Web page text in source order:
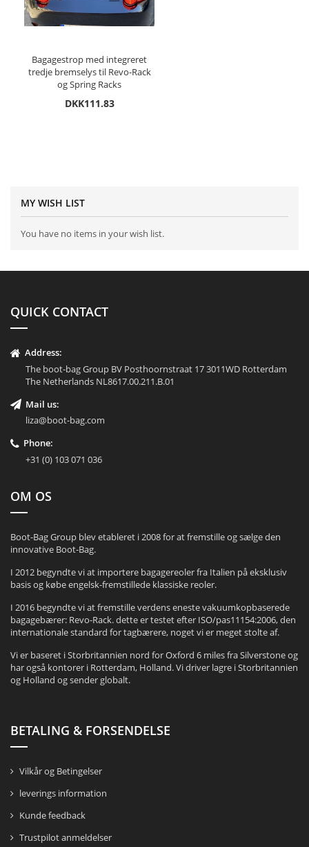
Bagagestrop med integreret
tredje bremselys til Revo-Rack
og Spring Racks
DKK111.83
MY WISH LIST
You have no items in your wish list.
QUICK CONTACT
Address:
The boot-bag Group BV Posthoornstraat 17 3011WD Rotterdam
The Netherlands NL8617.00.211.B.01
Mail us:
liza@boot-bag.com
Phone:
+31 (0) 103 071 036
OM OS
Boot-Bag Group blev etableret i 2008 for at fremstille og sælge den
innovative Boot-Bag.
I 2012 begyndte vi at importere bagagereoler fra Italien på eksklusiv
basis og købe engelsk-fremstillede klassiske reoler.
I 2016 begyndte vi at fremstille verdens eneste vakuumkopbaserede
bagagebærer: Revo-Rack. dette er testet efter ISO/pas11154:2006, den
internationale standard for tagbærere, noget vi er meget stolte af.
Vi er baseret i Storbritannien nord for Oxford 6 miles fra Silverstone og
har også kontorer i Rotterdam, Holland. Vi driver lagre i Storbritannien
og Holland og sender globalt.
BETALING & FORSENDELSE
Vilkår og Betingelser
leverings information
Kunde feedback
Trustpilot anmeldelser